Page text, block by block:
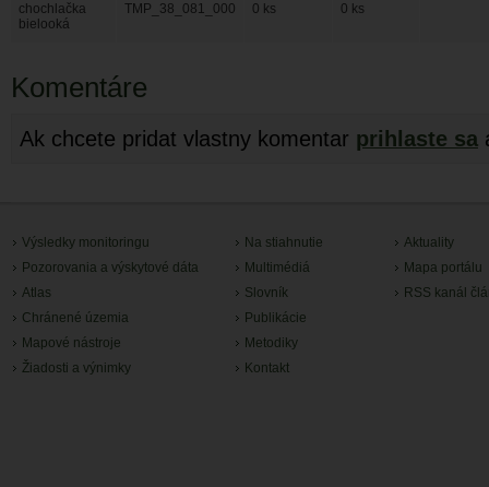
chochlačka
bielooká
TMP_38_081_000 0 ks 0 ks
Komentáre
Ak chcete pridat vlastny komentar prihlaste sa
Výsledky monitoringu
Pozorovania a výskytové dáta
Atlas
Chránené územia
Mapové nástroje
Žiadosti a výnimky
Na stiahnutie
Multimédiá
Slovník
Publikácie
Metodiky
Kontakt
Aktuality
Mapa portálu
RSS kanál